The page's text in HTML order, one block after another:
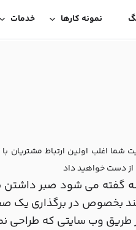
نمونه کارها خدمات
شما اغلب اولین ارتباط مشتریان
از دست خواهید داد
گفته می شود صبر داشتن
بخصوص در برگذاری یک
طریق وب سایتی که طراحی